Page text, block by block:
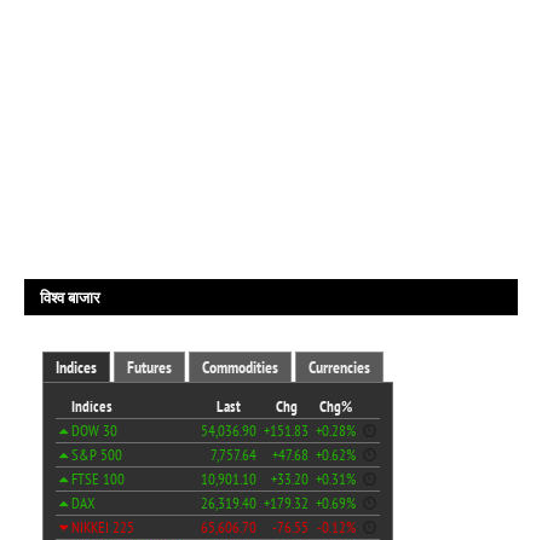
विश्व बाजार